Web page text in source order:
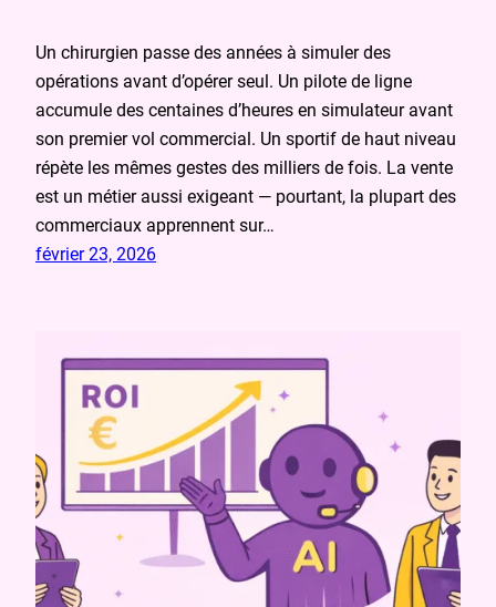
Un chirurgien passe des années à simuler des
opérations avant d’opérer seul. Un pilote de ligne
accumule des centaines d’heures en simulateur avant
son premier vol commercial. Un sportif de haut niveau
répète les mêmes gestes des milliers de fois. La vente
est un métier aussi exigeant — pourtant, la plupart des
commerciaux apprennent sur…
février 23, 2026